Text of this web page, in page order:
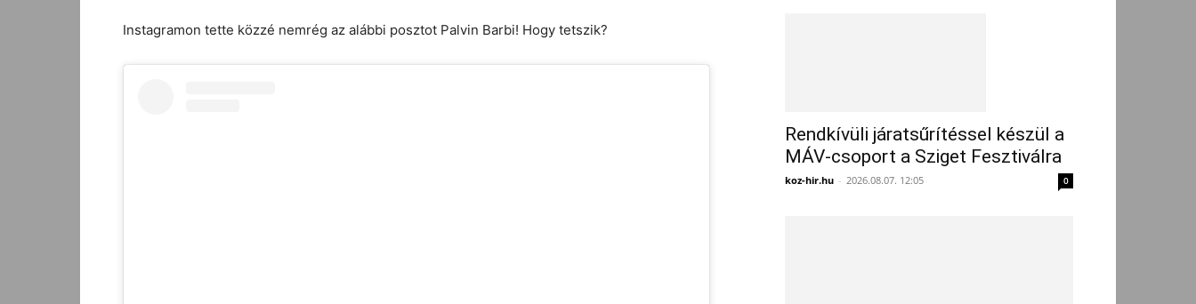
Instagramon tette közzé nemrég az alábbi posztot Palvin Barbi! Hogy tetszik?
Rendkívüli járatsűrítéssel készül a
MÁV-csoport a Sziget Fesztiválra
koz-hir.hu - 2026.08.07. 12:05 0